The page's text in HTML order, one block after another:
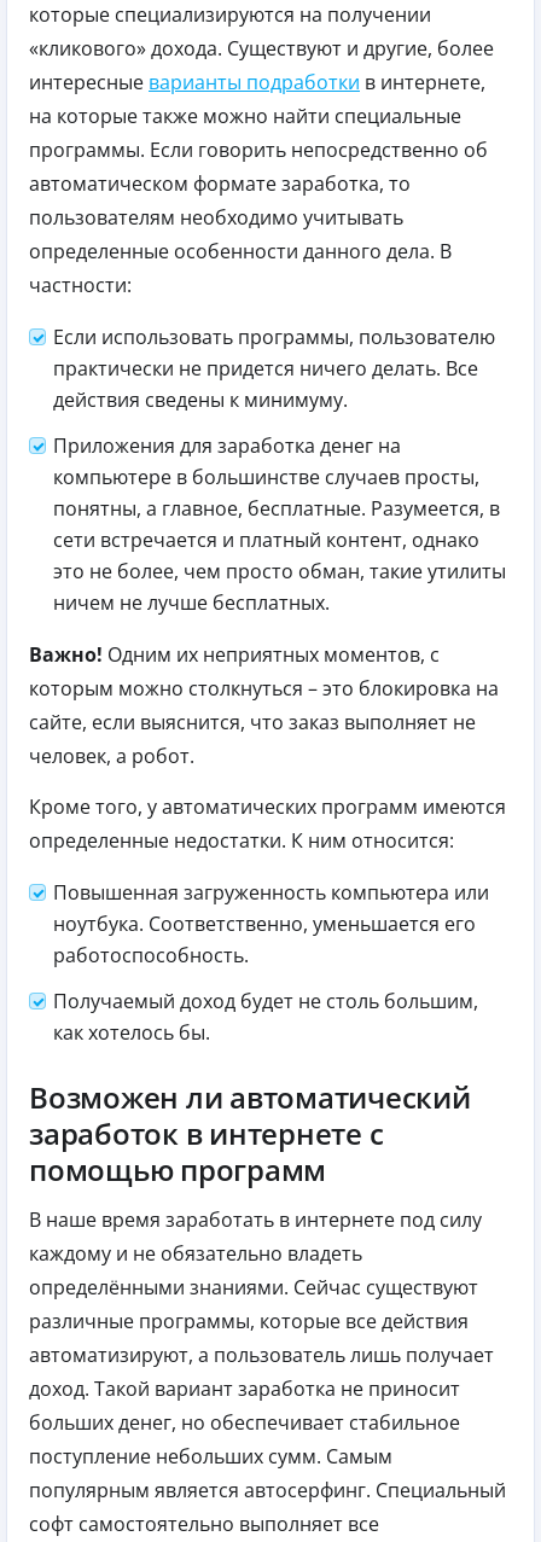
которые специализируются на получении
«кликового» дохода. Существуют и другие, более
интересные варианты подработки в интернете,
на которые также можно найти специальные
программы. Если говорить непосредственно об
автоматическом формате заработка, то
пользователям необходимо учитывать
определенные особенности данного дела. В
частности:
Если использовать программы, пользователю
практически не придется ничего делать. Все
действия сведены к минимуму.
Приложения для заработка денег на
компьютере в большинстве случаев просты,
понятны, а главное, бесплатные. Разумеется, в
сети встречается и платный контент, однако
это не более, чем просто обман, такие утилиты
ничем не лучше бесплатных.
Важно! Одним их неприятных моментов, с
которым можно столкнуться – это блокировка на
сайте, если выяснится, что заказ выполняет не
человек, а робот.
Кроме того, у автоматических программ имеются
определенные недостатки. К ним относится:
Повышенная загруженность компьютера или
ноутбука. Соответственно, уменьшается его
работоспособность.
Получаемый доход будет не столь большим,
как хотелось бы.
Возможен ли автоматический
заработок в интернете с
помощью программ
В наше время заработать в интернете под силу
каждому и не обязательно владеть
определёнными знаниями. Сейчас существуют
различные программы, которые все действия
автоматизируют, а пользователь лишь получает
доход. Такой вариант заработка не приносит
больших денег, но обеспечивает стабильное
поступление небольших сумм. Самым
популярным является автосерфинг. Специальный
софт самостоятельно выполняет все